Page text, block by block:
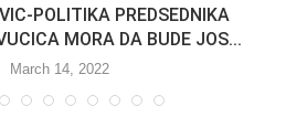
POLITIKA PREDSEDNIKA
MORA DA BUDE JOS...
March 14, 2022